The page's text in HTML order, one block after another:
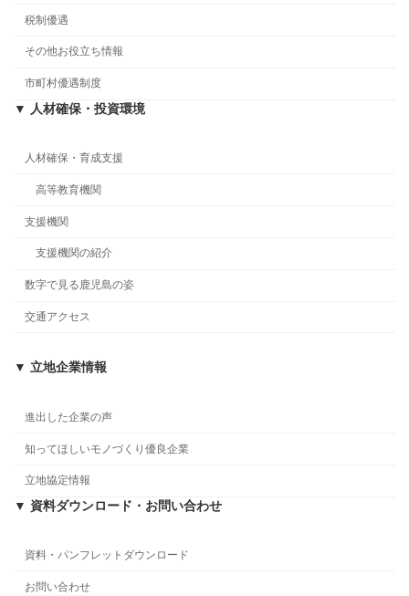
税制優遇
その他お役立ち情報
市町村優遇制度
▼ 人材確保・投資環境
人材確保・育成支援
高等教育機関
支援機関
支援機関の紹介
数字で見る鹿児島の姿
交通アクセス
▼ 立地企業情報
進出した企業の声
知ってほしいモノづくり優良企業
立地協定情報
▼ 資料ダウンロード・お問い合わせ
資料・パンフレットダウンロード
お問い合わせ